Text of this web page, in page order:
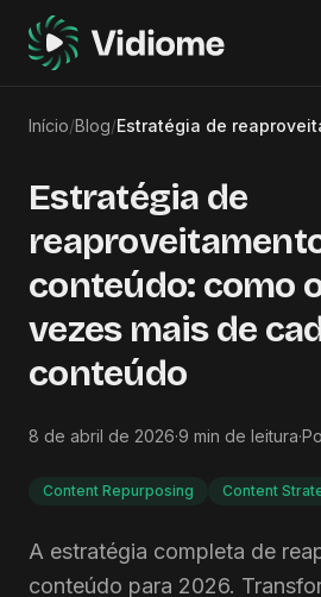
Início/Blog/
Estratégia de
conteúdo: como
vezes mais de
conteúdo
8 de abril de 2026·9 min de leitura·
Content Repurposing Content
A estratégia completa de
conteúdo para 2026.